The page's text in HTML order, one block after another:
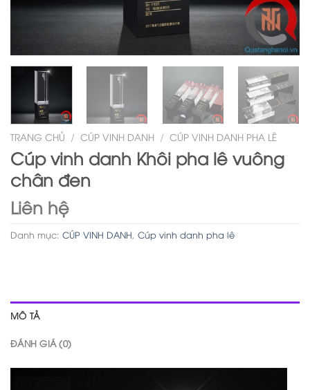
TRANG CHỦ / CÚP VINH DANH / CÚP VINH DANH PHA LÊ
Cúp vinh danh Khôi pha lê vuông
chân đen
Liên hệ
Danh mục: CÚP VINH DANH, Cúp vinh danh pha lê
MÔ TẢ
ĐÁNH GIÁ (0)